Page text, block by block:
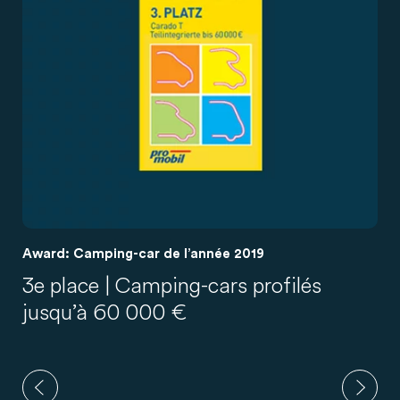
Award: Camping-car de l’année 2019
3e place | Camping-cars profilés
jusqu’à 60 000 €